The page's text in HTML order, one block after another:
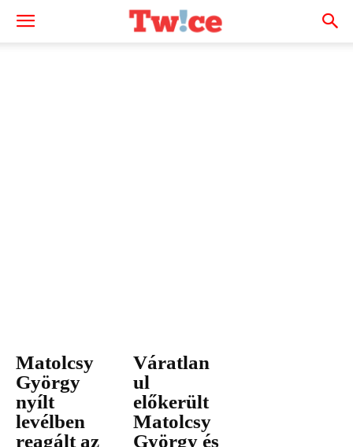
Matolcsy
György
nyílt
levélben
reagált az
Váratlan
ul
előkerült
Matolcsy
György és